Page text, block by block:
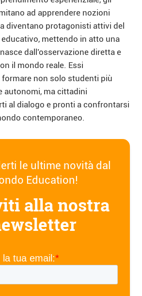
ad apprendere nozioni
diventano protagonisti attivi del
mettendo in atto una
dall’osservazione diretta e
il mondo reale. Essi
non solo studenti più
autonomi, ma cittadini
al dialogo e pronti a confrontarsi
contemporaneo.
le ultime novità dal
Education!
alla nostra